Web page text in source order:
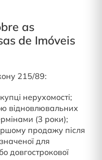
as
de Imóveis
215/89:
нерухомості;
відновлювальних
(3 роки);
продажу після
для
довгострокової